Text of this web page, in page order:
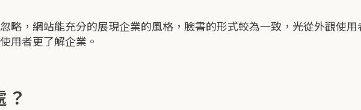
略，網站能充分的展現企業的風格，臉書的形式較為一致，光從外觀使用
用者更了解企業。